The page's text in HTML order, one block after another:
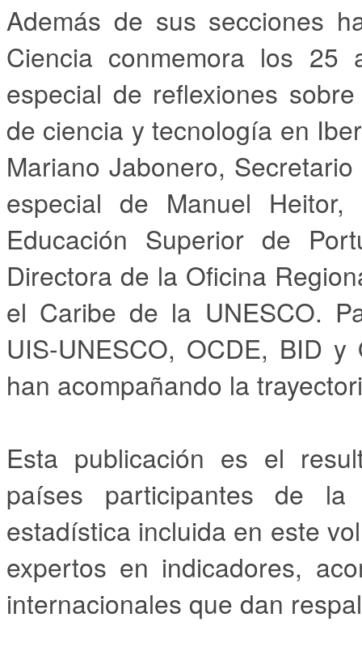
Además de sus secciones
Ciencia conmemora los
especial de reflexiones
de ciencia y tecnología en
Mariano Jabonero,
especial de Manuel
Educación Superior de
Directora de la Oficina
el Caribe de la UNESCO.
UIS-UNESCO, OCDE, BID
han acompañando la
Esta publicación es el
países participantes de
estadística incluida en este
expertos en indicadores,
internacionales que dan